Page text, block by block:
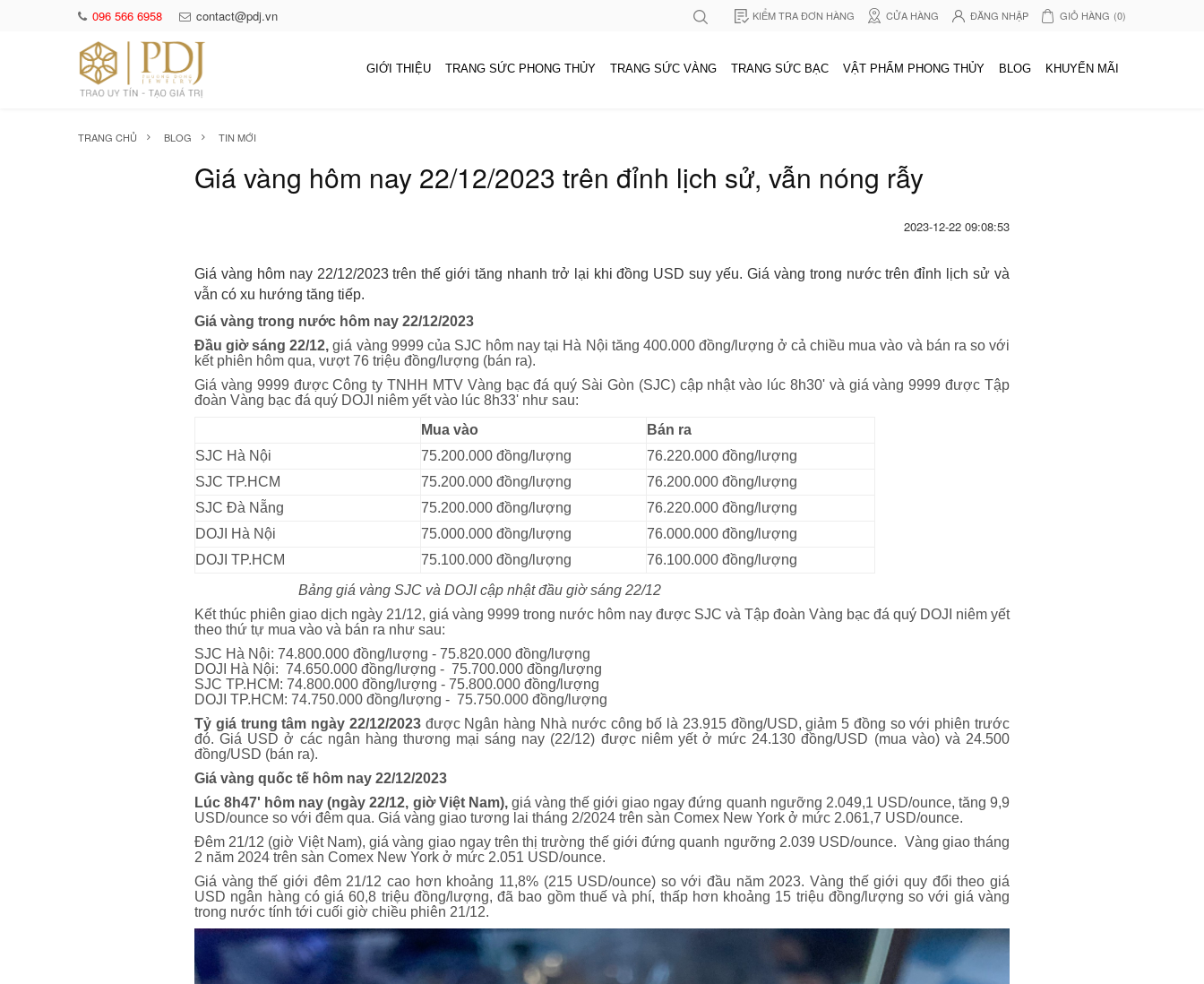
096 566 6958 contact@pdj.vn KIỂM TRA ĐƠN HÀNG CỬA HÀNG ĐĂNG NHẬP GIỎ HÀNG (0)
GIỚI THIỆU TRANG SỨC PHONG THỦY TRANG SỨC VÀNG TRANG SỨC BẠC VẬT PHẨM PHONG THỦY BLOG KHUYẾN MÃI
TRANG CHỦ BLOG TIN MỚI
Giá vàng hôm nay 22/12/2023 trên đỉnh lịch sử, vẫn nóng rẫy
2023-12-22 09:08:53
Giá vàng hôm nay 22/12/2023 trên thế giới tăng nhanh trở lại khi đồng USD suy yếu. Giá vàng trong nước trên đỉnh lịch sử và
vẫn có xu hướng tăng tiếp.
Giá vàng trong nước hôm nay 22/12/2023
Đầu giờ sáng 22/12, giá vàng 9999 của SJC hôm nay tại Hà Nội tăng 400.000 đồng/lượng ở cả chiều mua vào và bán ra so với
kết phiên hôm qua, vượt 76 triệu đồng/lượng (bán ra).
Giá vàng 9999 được Công ty TNHH MTV Vàng bạc đá quý Sài Gòn (SJC) cập nhật vào lúc 8h30' và giá vàng 9999 được Tập
đoàn Vàng bạc đá quý DOJI niêm yết vào lúc 8h33' như sau:
Mua vào
Bán ra
SJC Hà Nội
75.200.000 đồng/lượng
76.220.000 đồng/lượng
SJC TP.HCM
75.200.000 đồng/lượng
76.200.000 đồng/lượng
SJC Đà Nẵng
75.200.000 đồng/lượng
76.220.000 đồng/lượng
DOJI Hà Nội
75.000.000 đồng/lượng
76.000.000 đồng/lượng
DOJI TP.HCM
75.100.000 đồng/lượng
76.100.000 đồng/lượng
Bảng giá vàng SJC và DOJI cập nhật đầu giờ sáng 22/12
Kết thúc phiên giao dịch ngày 21/12, giá vàng 9999 trong nước hôm nay được SJC và Tập đoàn Vàng bạc đá quý DOJI niêm yết
theo thứ tự mua vào và bán ra như sau:
SJC Hà Nội: 74.800.000 đồng/lượng - 75.820.000 đồng/lượng
DOJI Hà Nội: 74.650.000 đồng/lượng - 75.700.000 đồng/lượng
SJC TP.HCM: 74.800.000 đồng/lượng - 75.800.000 đồng/lượng
DOJI TP.HCM: 74.750.000 đồng/lượng - 75.750.000 đồng/lượng
Tỷ giá trung tâm ngày 22/12/2023được Ngân hàng Nhà nước công bố là 23.915 đồng/USD, giảm 5 đồng so với phiên trước
đó. Giá USD ở các ngân hàng thương mại sáng nay (22/12) được niêm yết ở mức 24.130 đồng/USD (mua vào) và 24.500
đồng/USD (bán ra).
Giá vàng quốc tế hôm nay 22/12/2023
Lúc 8h47' hôm nay (ngày 22/12, giờ Việt Nam),giá vàng thế giới giao ngay đứng quanh ngưỡng 2.049,1 USD/ounce, tăng 9,9
USD/ounce so với đêm qua. Giá vàng giao tương lai tháng 2/2024 trên sàn Comex New York ở mức 2.061,7 USD/ounce.
Đêm 21/12 (giờ Việt Nam), giá vàng giao ngay trên thị trường thế giới đứng quanh ngưỡng 2.039 USD/ounce. Vàng giao tháng
2 năm 2024 trên sàn Comex New York ở mức 2.051 USD/ounce.
Giá vàng thế giới đêm 21/12 cao hơn khoảng 11,8% (215 USD/ounce) so với đầu năm 2023. Vàng thế giới quy đổi theo giá
USD ngân hàng có giá 60,8 triệu đồng/lượng, đã bao gồm thuế và phí, thấp hơn khoảng 15 triệu đồng/lượng so với giá vàng
trong nước tính tới cuối giờ chiều phiên 21/12.